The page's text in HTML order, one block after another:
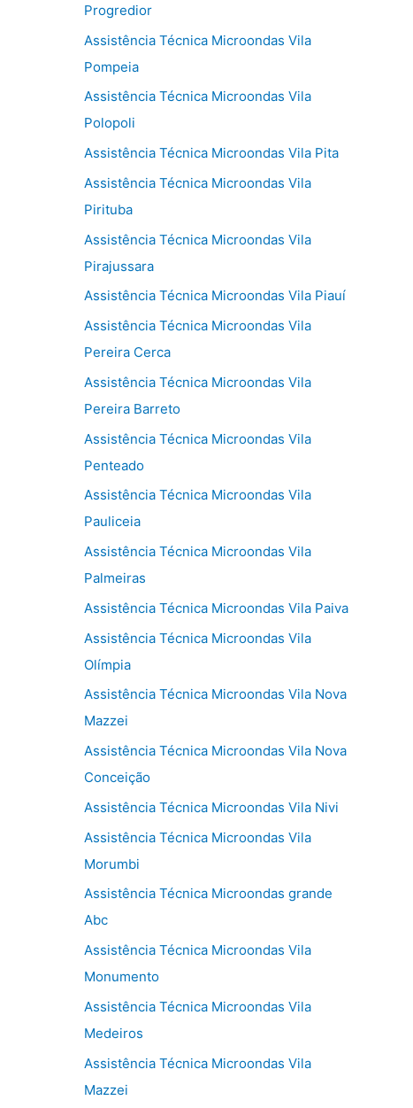
Progredior
Assistência Técnica Microondas Vila
Pompeia
Assistência Técnica Microondas Vila
Polopoli
Assistência Técnica Microondas Vila Pita
Assistência Técnica Microondas Vila
Pirituba
Assistência Técnica Microondas Vila
Pirajussara
Assistência Técnica Microondas Vila Piauí
Assistência Técnica Microondas Vila
Pereira Cerca
Assistência Técnica Microondas Vila
Pereira Barreto
Assistência Técnica Microondas Vila
Penteado
Assistência Técnica Microondas Vila
Pauliceia
Assistência Técnica Microondas Vila
Palmeiras
Assistência Técnica Microondas Vila Paiva
Assistência Técnica Microondas Vila
Olímpia
Assistência Técnica Microondas Vila Nova
Mazzei
Assistência Técnica Microondas Vila Nova
Conceição
Assistência Técnica Microondas Vila Nivi
Assistência Técnica Microondas Vila
Morumbi
Assistência Técnica Microondas grande
Abc
Assistência Técnica Microondas Vila
Monumento
Assistência Técnica Microondas Vila
Medeiros
Assistência Técnica Microondas Vila
Mazzei